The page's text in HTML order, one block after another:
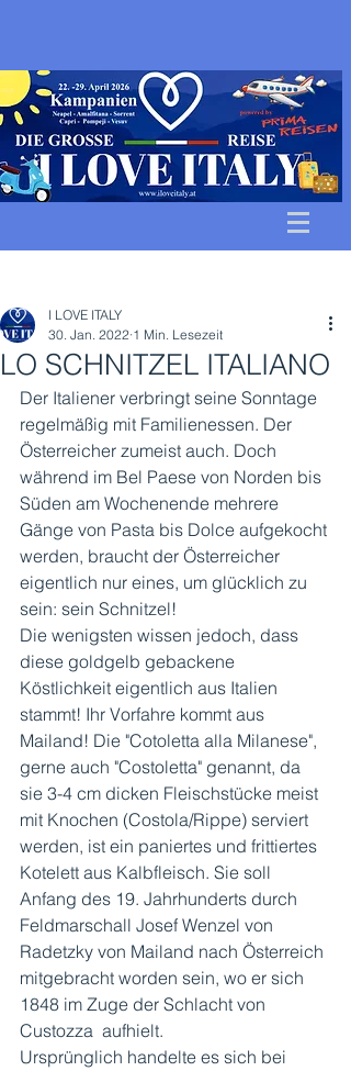
LO SCHNITZEL ITALIANO
I LOVE ITALY
30. Jan. 2022 1 Min. Lesezeit
Der Italiener verbringt seine Sonntage
regelmäßig mit Familienessen. Der
Österreicher zumeist auch. Doch
während im Bel Paese von Norden bis
Süden am Wochenende mehrere
Gänge von Pasta bis Dolce aufgekocht
werden, braucht der Österreicher
eigentlich nur eines, um glücklich zu
sein: sein Schnitzel!
Die wenigsten wissen jedoch, dass
diese goldgelb gebackene
Köstlichkeit eigentlich aus Italien
stammt! Ihr Vorfahre kommt aus
Mailand! Die "Cotoletta alla Milanese",
gerne auch "Costoletta" genannt, da
sie 3-4 cm dicken Fleischstücke meist
mit Knochen (Costola/Rippe) serviert
werden, ist ein paniertes und frittiertes
Kotelett aus Kalbfleisch. Sie soll
Anfang des 19. Jahrhunderts durch
Feldmarschall Josef Wenzel von
Radetzky von Mailand nach Österreich
mitgebracht worden sein, wo er sich
1848 im Zuge der Schlacht von
Custozza  aufhielt.
Ursprünglich handelte es sich bei